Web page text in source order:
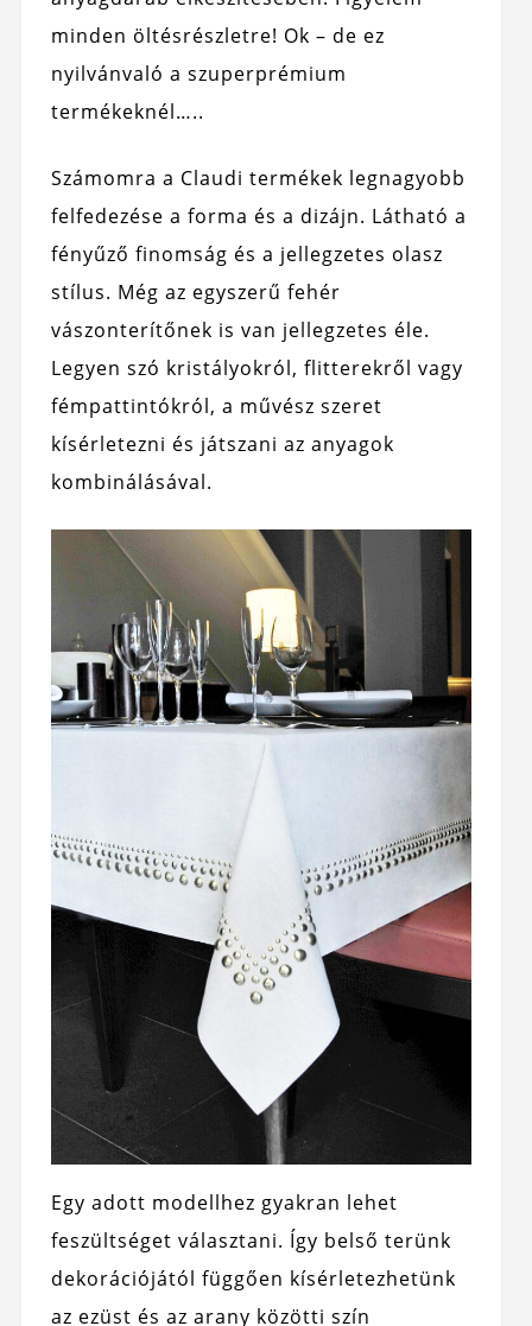
minden öltésrészletre! Ok – de ez
nyilvánvaló a szuperprémium
termékeknél…..
Számomra a Claudi termékek legnagyobb
felfedezése a forma és a dizájn. Látható a
fényűző finomság és a jellegzetes olasz
stílus. Még az egyszerű fehér
vászonterítőnek is van jellegzetes éle.
Legyen szó kristályokról, flitterekről vagy
fémpattintókról, a művész szeret
kísérletezni és játszani az anyagok
kombinálásával.
Egy adott modellhez gyakran lehet
feszültséget választani. Így belső terünk
dekorációjától függően kísérletezhetünk
az ezüst és az arany közötti szín